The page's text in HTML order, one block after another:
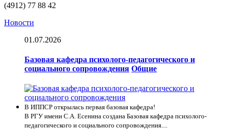
(4912) 77 88 42
Новости
01.07.2026
Базовая кафедра психолого-педагогического и
социального сопровождения Общие
В ИППСР открылась первая базовая кафедра!
В РГУ имени С.А. Есенина создана Базовая кафедра психолого-
педагогического и социального сопровождения....